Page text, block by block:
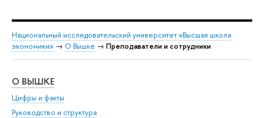
Национальный исследовательский университет «Высшая школа
экономики» → О Вышке → Преподаватели и сотрудники
О ВЫШКЕ
Цифры и факты
Руководство и структура